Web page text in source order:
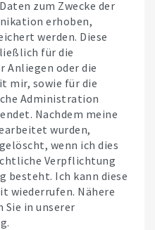
zum Zwecke der
erhoben,
werden. Diese
für die
Anliegen oder die
mir, sowie für die
Administration
Nachdem meine
wurden,
wenn ich dies
Verpflichtung
besteht. Ich kann diese
wiederrufen. Nähere
in unserer